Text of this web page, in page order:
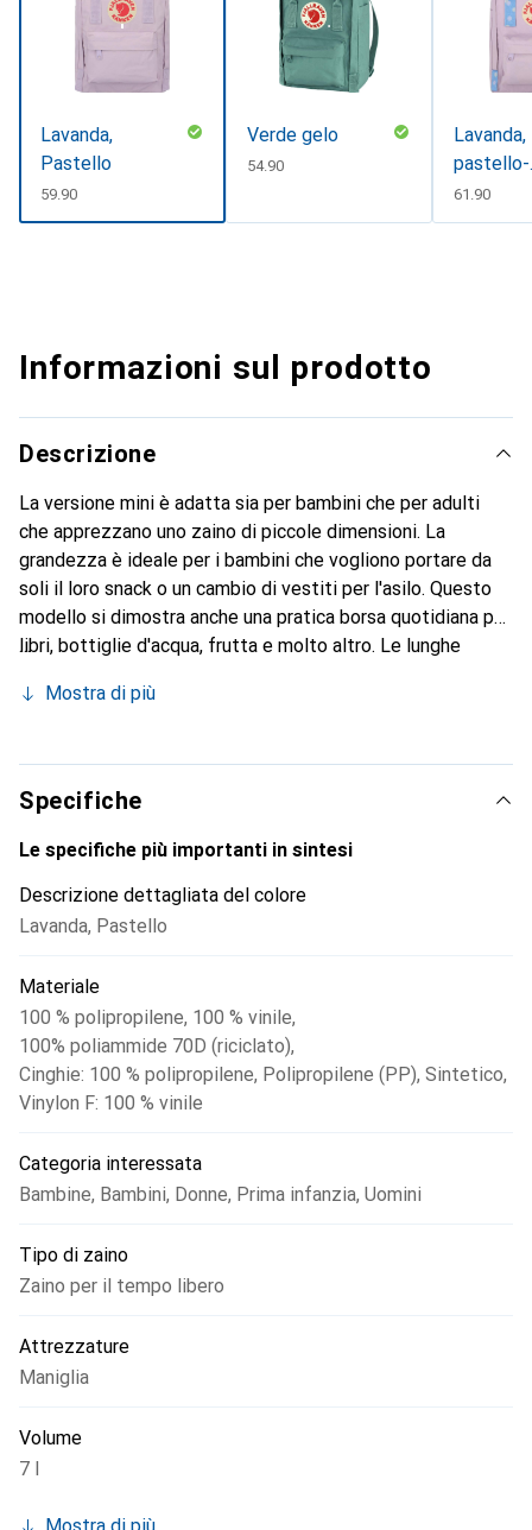
Lavanda,
Pastello
CHF
59.90
Verde gelo
CHF
54.90
pastello-
confetti,
CHF
61.90
Informazioni sul prodotto
Descrizione
La versione mini è adatta sia per bambini che per adulti
che apprezzano uno zaino di piccole dimensioni. La
grandezza è ideale per i bambini che vogliono portare da
soli il loro snack o un cambio di vestiti per l'asilo. Questo
modello si dimostra anche una pratica borsa quotidiana per
libri, bottiglie d'acqua, frutta e molto altro. Le lunghe
schiene piccole che grandi. Una chiusura a scatto assicura
nella posizione più stretta.
Mostra di più
Specifiche
Le specifiche più importanti in sintesi
Descrizione dettagliata del colore
Lavanda, Pastello
Materiale
100 % polipropilene, 100 % vinile,
100% poliammide 70D (riciclato),
Cinghie: 100 % polipropilene, Polipropilene (PP), Sintetico,
Vinylon F: 100 % vinile
Categoria interessata
Bambine, Bambini, Donne, Prima infanzia, Uomini
Tipo di zaino
Zaino per il tempo libero
Attrezzature
Maniglia
Volume
7 l